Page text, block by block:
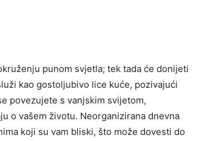
punom svjetla; tek tada će donijeti
kao gostoljubivo lice kuće, pozivajući
povezujete s vanjskim svijetom,
o vašem životu. Neorganizirana dnevna
koji su vam bliski, što može dovesti do